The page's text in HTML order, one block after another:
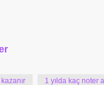
1 yılda kaç noter